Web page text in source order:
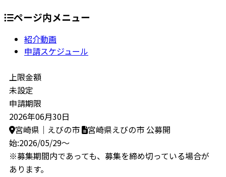
ページ内メニュー
紹介動画
申請スケジュール
上限金額
未設定
申請期限
2026年06月30日
宮崎県｜えびの市
宮崎県えびの市 公募開
始:2026/05/29～
※募集期間内であっても、募集を締め切っている場合が
あります。